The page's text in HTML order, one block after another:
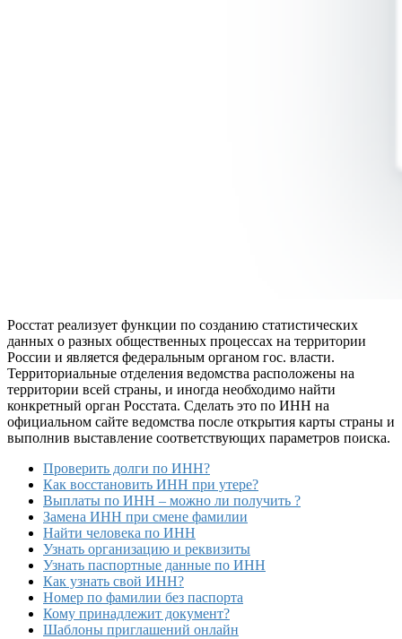
Росстат реализует функции по созданию статистических
данных о разных общественных процессах на территории
России и является федеральным органом гос. власти.
Территориальные отделения ведомства расположены на
территории всей страны, и иногда необходимо найти
конкретный орган Росстата. Сделать это по ИНН на
официальном сайте ведомства после открытия карты страны и
выполнив выставление соответствующих параметров поиска.
Проверить долги по ИНН?
Как восстановить ИНН при утере?
Выплаты по ИНН – можно ли получить ?
Замена ИНН при смене фамилии
Найти человека по ИНН
Узнать организацию и реквизиты
Узнать паспортные данные по ИНН
Как узнать свой ИНН?
Номер по фамилии без паспорта
Кому принадлежит документ?
Шаблоны приглашений онлайн